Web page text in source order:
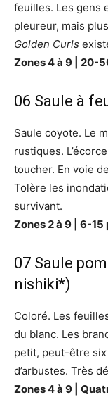
feuilles. Les gens
pleureur, mais
Golden Curls
Zones 4 à 9 | 20-
06 Saule à
Saule coyote. Le
rustiques.
toucher. En voie
Tolère les
survivant.
Zones 2 à 9 | 6-15
07 Saule
nishiki*)
Coloré. Les
du blanc. Les
petit, peut-être
d’arbustes. Très
Zones 4 à 9 |